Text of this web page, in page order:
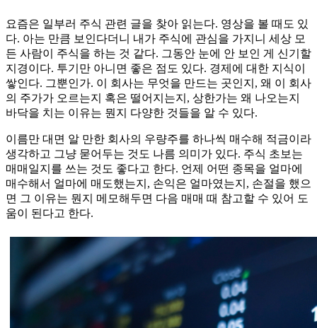
요즘은 일부러 주식 관련 글을 찾아 읽는다. 영상을 볼 때도 있
다. 아는 만큼 보인다더니 내가 주식에 관심을 가지니 세상 모
든 사람이 주식을 하는 것 같다. 그동안 눈에 안 보인 게 신기할
지경이다. 투기만 아니면 좋은 점도 있다. 경제에 대한 지식이
쌓인다. 그뿐인가. 이 회사는 무엇을 만드는 곳인지, 왜 이 회사
의 주가가 오르는지 혹은 떨어지는지, 상한가는 왜 나오는지
바닥을 치는 이유는 뭔지 다양한 것들을 알 수 있다.
이름만 대면 알 만한 회사의 우량주를 하나씩 매수해 적금이라
생각하고 그냥 묻어두는 것도 나름 의미가 있다. 주식 초보는
매매일지를 쓰는 것도 좋다고 한다. 언제 어떤 종목을 얼마에
매수해서 얼마에 매도했는지, 손익은 얼마였는지, 손절을 했으
면 그 이유는 뭔지 메모해두면 다음 매매 때 참고할 수 있어 도
움이 된다고 한다.